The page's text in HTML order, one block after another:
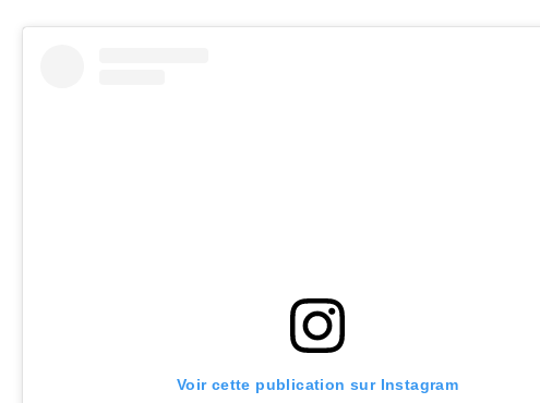
Voir cette publication sur Instagram